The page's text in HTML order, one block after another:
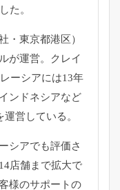
た。
・東京都港区）
が運営。
クレイ
ーシアには13年
ンドネシアなど
運営している。
シアでも評価さ
店舗まで拡大で
様のサポートの